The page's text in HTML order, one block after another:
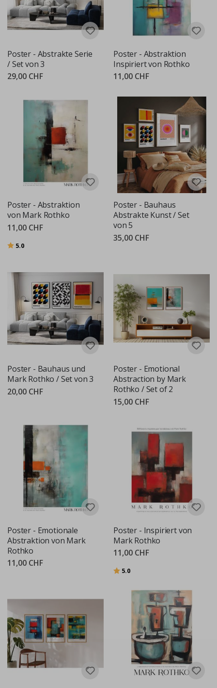
Poster - Abstrakte Serie
/ Set von 3
29,00 CHF
Poster - Abstraktion
Inspiriert von Rothko
11,00 CHF
Poster - Abstraktion
von Mark Rothko
11,00 CHF
Bewertung:
5.0
Poster - Bauhaus
Abstrakte Kunst / Set
von 5
35,00 CHF
Poster - Bauhaus und
Mark Rothko / Set von 3
20,00 CHF
Poster - Emotional
Abstraction by Mark
Rothko / Set of 2
15,00 CHF
Poster - Emotionale
Abstraktion von Mark
Rothko
11,00 CHF
Poster - Inspiriert von
Mark Rothko
11,00 CHF
Bewertung:
5.0